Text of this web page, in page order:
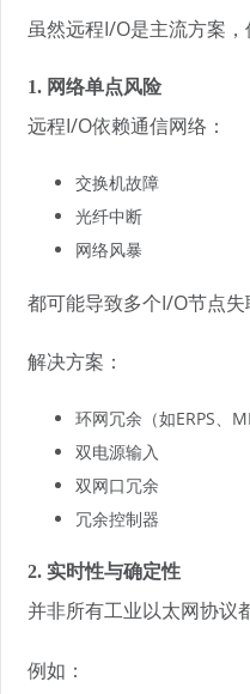
虽然远程I/O是主流方案，
1. 网络单点风险
远程I/O依赖通信网络：
交换机故障
光纤中断
网络风暴
都可能导致多个I/O节点失
解决方案：
环网冗余（如ERPS、
双电源输入
双网口冗余
冗余控制器
2. 实时性与确定性
并非所有工业以太网协议
例如：